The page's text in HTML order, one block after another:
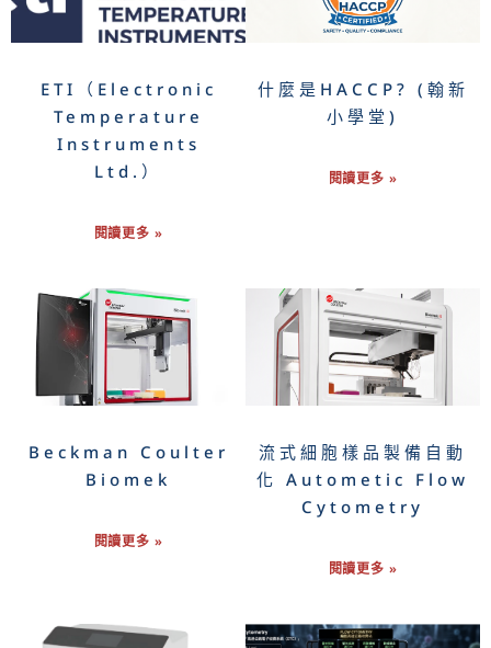
ETI（Electronic
Temperature
Instruments
Ltd.）
閱讀更多 »
什麼是HACCP? (翰新
小學堂)
閱讀更多 »
Beckman Coulter
Biomek
閱讀更多 »
流式細胞樣品製備自動
化 Autometic Flow
Cytometry
閱讀更多 »